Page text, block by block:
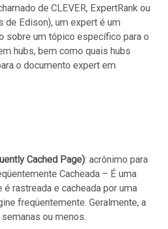
de CLEVER, ExpertRank ou
de Edison), um expert é um
sobre um tópico específico para o
hubs, bem como quais hubs
o documento expert em
Cached Page): acrônimo para
Cacheada – É uma
é rastreada e cacheada por uma
freqüentemente. Geralmente, a
ou menos.